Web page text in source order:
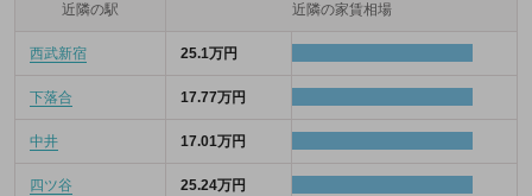
近隣の駅 近隣の家賃相場
西武新宿 25.1万円
下落合 17.77万円
中井 17.01万円
四ツ谷 25.24万円